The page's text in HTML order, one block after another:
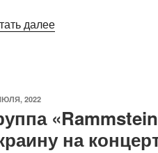
далее«Мальчика
9
лет.
2022
на